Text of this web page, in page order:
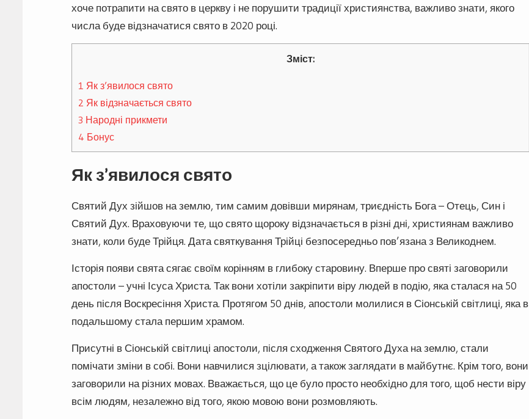
хоче потрапити на свято в церкву і не порушити традиції християнства, важливо знати, якого
числа буде відзначатися свято в 2020 році.
Зміст:
1 Як з’явилося свято
2 Як відзначається свято
3 Народні прикмети
4 Бонус
Як з’явилося свято
Святий Дух зійшов на землю, тим самим довівши мирянам, триєдність Бога – Отець, Син і
Святий Дух. Враховуючи те, що свято щороку відзначається в різні дні, християнам важливо
знати, коли буде Трійця. Дата святкування Трійці безпосередньо пов’язана з Великоднем.
Історія появи свята сягає своїм корінням в глибоку старовину. Вперше про святі заговорили
апостоли – учні Ісуса Христа. Так вони хотіли закріпити віру людей в подію, яка сталася на 50
день після Воскресіння Христа. Протягом 50 днів, апостоли молилися в Сіонській світлиці, яка в
подальшому стала першим храмом.
Присутні в Сіонській світлиці апостоли, після сходження Святого Духа на землю, стали
помічати зміни в собі. Вони навчилися зцілювати, а також заглядати в майбутнє. Крім того, вони
заговорили на різних мовах. Вважається, що це було просто необхідно для того, щоб нести віру
всім людям, незалежно від того, якою мовою вони розмовляють.